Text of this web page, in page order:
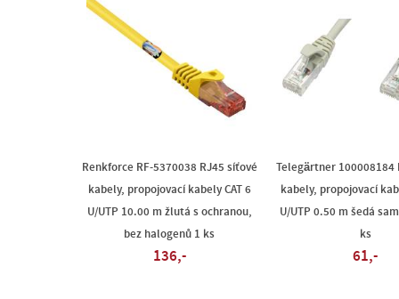
Renkforce RF-5370038 RJ45 síťové
kabely, propojovací kabely CAT 6
U/UTP 10.00 m žlutá s ochranou,
bez halogenů 1 ks
136,-
Telegärtner 100008184
kabely, propojovací
U/UTP 0.50 m šedá
ks
61,-